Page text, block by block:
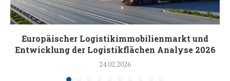
Europäischer Logistikimmobilienmarkt und
Entwicklung der Logistikflächen Analyse 2026
24.02.2026